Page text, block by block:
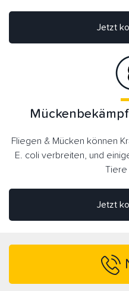
Jetzt
Fliegen & Mücken können
E. coli verbreiten, und
Tiere